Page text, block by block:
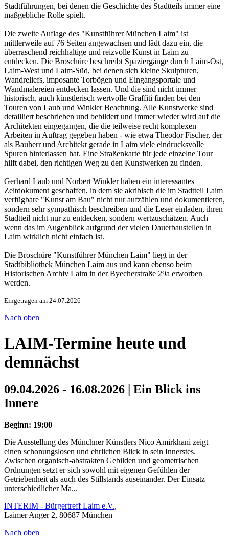
Stadtführungen, bei denen die Geschichte des Stadtteils immer eine
maßgebliche Rolle spielt.
Die zweite Auflage des "Kunstführer München Laim" ist
mittlerweile auf 76 Seiten angewachsen und lädt dazu ein, die
überraschend reichhaltige und reizvolle Kunst in Laim zu
entdecken. Die Broschüre beschreibt Spaziergänge durch Laim-Ost,
Laim-West und Laim-Süd, bei denen sich kleine Skulpturen,
Wandreliefs, imposante Torbögen und Eingangsportale und
Wandmalereien entdecken lassen. Und die sind nicht immer
historisch, auch künstlerisch wertvolle Graffiti finden bei den
Touren von Laub und Winkler Beachtung. Alle Kunstwerke sind
detailliert beschrieben und bebildert und immer wieder wird auf die
Architekten eingegangen, die die teilweise recht komplexen
Arbeiten in Auftrag gegeben haben - wie etwa Theodor Fischer, der
als Bauherr und Architekt gerade in Laim viele eindrucksvolle
Spuren hinterlassen hat. Eine Straßenkarte für jede einzelne Tour
hilft dabei, den richtigen Weg zu den Kunstwerken zu finden.
Gerhard Laub und Norbert Winkler haben ein interessantes
Zeitdokument geschaffen, in dem sie akribisch die im Stadtteil Laim
verfügbare "Kunst am Bau" nicht nur aufzählen und dokumentieren,
sondern sehr sympathisch beschreiben und die Leser einladen, ihren
Stadtteil nicht nur zu entdecken, sondern wertzuschätzen. Auch
wenn das im Augenblick aufgrund der vielen Dauerbaustellen in
Laim wirklich nicht einfach ist.
Die Broschüre "Kunstführer München Laim" liegt in der
Stadtbibliothek München Laim aus und kann ebenso beim
Historischen Archiv Laim in der Byecherstraße 29a erworben
werden.
Eingetragen am 24.07.2026
Nach oben
LAIM-Termine heute und
demnächst
09.04.2026 - 16.08.2026 | Ein Blick ins
Innere
Beginn: 19:00
Die Ausstellung des Münchner Künstlers Nico Amirkhani zeigt
einen schonungslosen und ehrlichen Blick in sein Innerstes.
Zwischen organisch-abstrakten Gebilden und geometrischen
Ordnungen setzt er sich sowohl mit eigenen Gefühlen der
Getriebenheit als auch des Stillstands auseinander. Der Einsatz
unterschiedlicher Ma...
INTERIM - Bürgertreff Laim e.V.,
Laimer Anger 2, 80687 München
Nach oben